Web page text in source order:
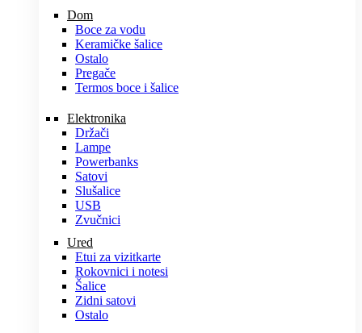
Dom
Boce za vodu
Keramičke šalice
Ostalo
Pregače
Termos boce i šalice
Elektronika
Držači
Lampe
Powerbanks
Satovi
Slušalice
USB
Zvučnici
Ured
Etui za vizitkarte
Rokovnici i notesi
Šalice
Zidni satovi
Ostalo